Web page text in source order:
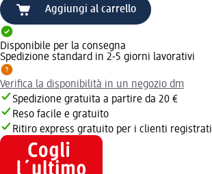
Aggiungi al carrello
Disponibile per la consegna
Spedizione standard in 2-5 giorni lavorativi
Verifica la disponibilità in un negozio dm
Spedizione gratuita a partire da 20 €
Reso facile e gratuito
Ritiro express gratuito per i clienti registrati